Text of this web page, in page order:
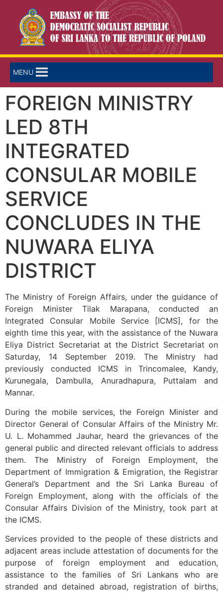
MENU
FOREIGN MINISTRY
LED 8TH
INTEGRATED
CONSULAR MOBILE
SERVICE
CONCLUDES IN THE
NUWARA ELIYA
DISTRICT
The Ministry of Foreign Affairs, under the guidance of
Foreign Minister Tilak Marapana, conducted an
Integrated Consular Mobile Service [ICMS], for the
eighth time this year, with the assistance of the Nuwara
Eliya District Secretariat at the District Secretariat on
Saturday, 14 September 2019. The Ministry had
previously conducted ICMS in Trincomalee, Kandy,
Kurunegala, Dambulla, Anuradhapura, Puttalam and
Mannar.
During the mobile services, the Foreign Minister and
Director General of Consular Affairs of the Ministry Mr.
U. L. Mohammed Jauhar, heard the grievances of the
general public and directed relevant officials to address
them. The Ministry of Foreign Employment, the
Department of Immigration & Emigration, the Registrar
General’s Department and the Sri Lanka Bureau of
Foreign Employment, along with the officials of the
Consular Affairs Division of the Ministry, took part at
the ICMS.
Services provided to the people of these districts and
adjacent areas include attestation of documents for the
purpose of foreign employment and education,
assistance to the families of Sri Lankans who are
stranded and detained abroad, registration of births,